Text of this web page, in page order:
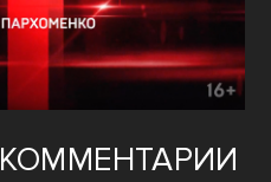
КОММЕНТАРИИ